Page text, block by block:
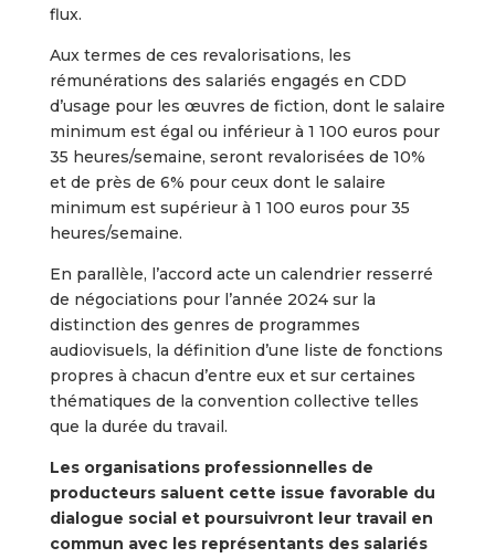
flux.
Aux termes de ces revalorisations, les
rémunérations des salariés engagés en CDD
d’usage pour les œuvres de fiction, dont le salaire
minimum est égal ou inférieur à 1 100 euros pour
35 heures/semaine, seront revalorisées de 10%
et de près de 6% pour ceux dont le salaire
minimum est supérieur à 1 100 euros pour 35
heures/semaine.
En parallèle, l’accord acte un calendrier resserré
de négociations pour l’année 2024 sur la
distinction des genres de programmes
audiovisuels, la définition d’une liste de fonctions
propres à chacun d’entre eux et sur certaines
thématiques de la convention collective telles
que la durée du travail.
Les organisations professionnelles de
producteurs saluent cette issue favorable du
dialogue social et poursuivront leur travail en
commun avec les représentants des salariés